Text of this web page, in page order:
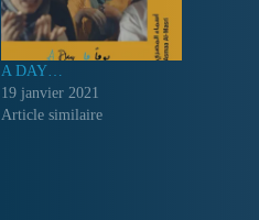
A DAY…
19 janvier 2021
Article similaire